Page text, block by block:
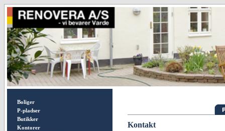
Boliger
P-pladser
Butikker
Kontorer
Kontakt